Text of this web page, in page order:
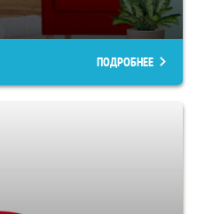
ПОДРОБНЕЕ